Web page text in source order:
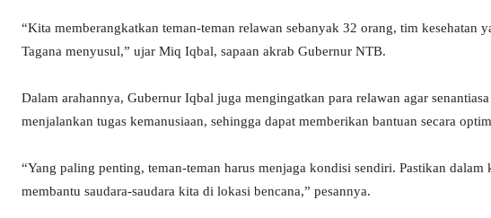
“Kita memberangkatkan teman-teman relawan sebanyak 32 orang, tim kesehatan
Tagana menyusul,” ujar Miq Iqbal, sapaan akrab Gubernur NTB.
Dalam arahannya, Gubernur Iqbal juga mengingatkan para relawan agar
menjalankan tugas kemanusiaan, sehingga dapat memberikan bantuan secara
“Yang paling penting, teman-teman harus menjaga kondisi sendiri. Pastikan dalam
membantu saudara-saudara kita di lokasi bencana,” pesannya.